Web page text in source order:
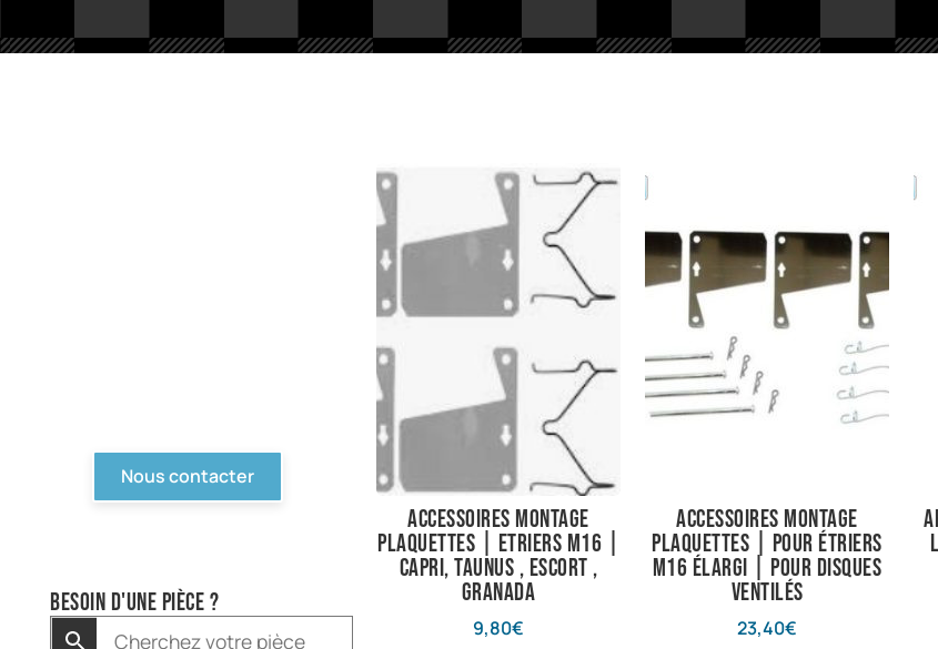
Nous contacter
Besoin d'une pièce ?
Accessoires montage
plaquettes | Etriers M16 |
Capri, Taunus , Escort ,
Granada
9,80€
Accessoires montage
plaquettes | Pour étriers
M16 élargi | pour disques
ventilés
23,40€